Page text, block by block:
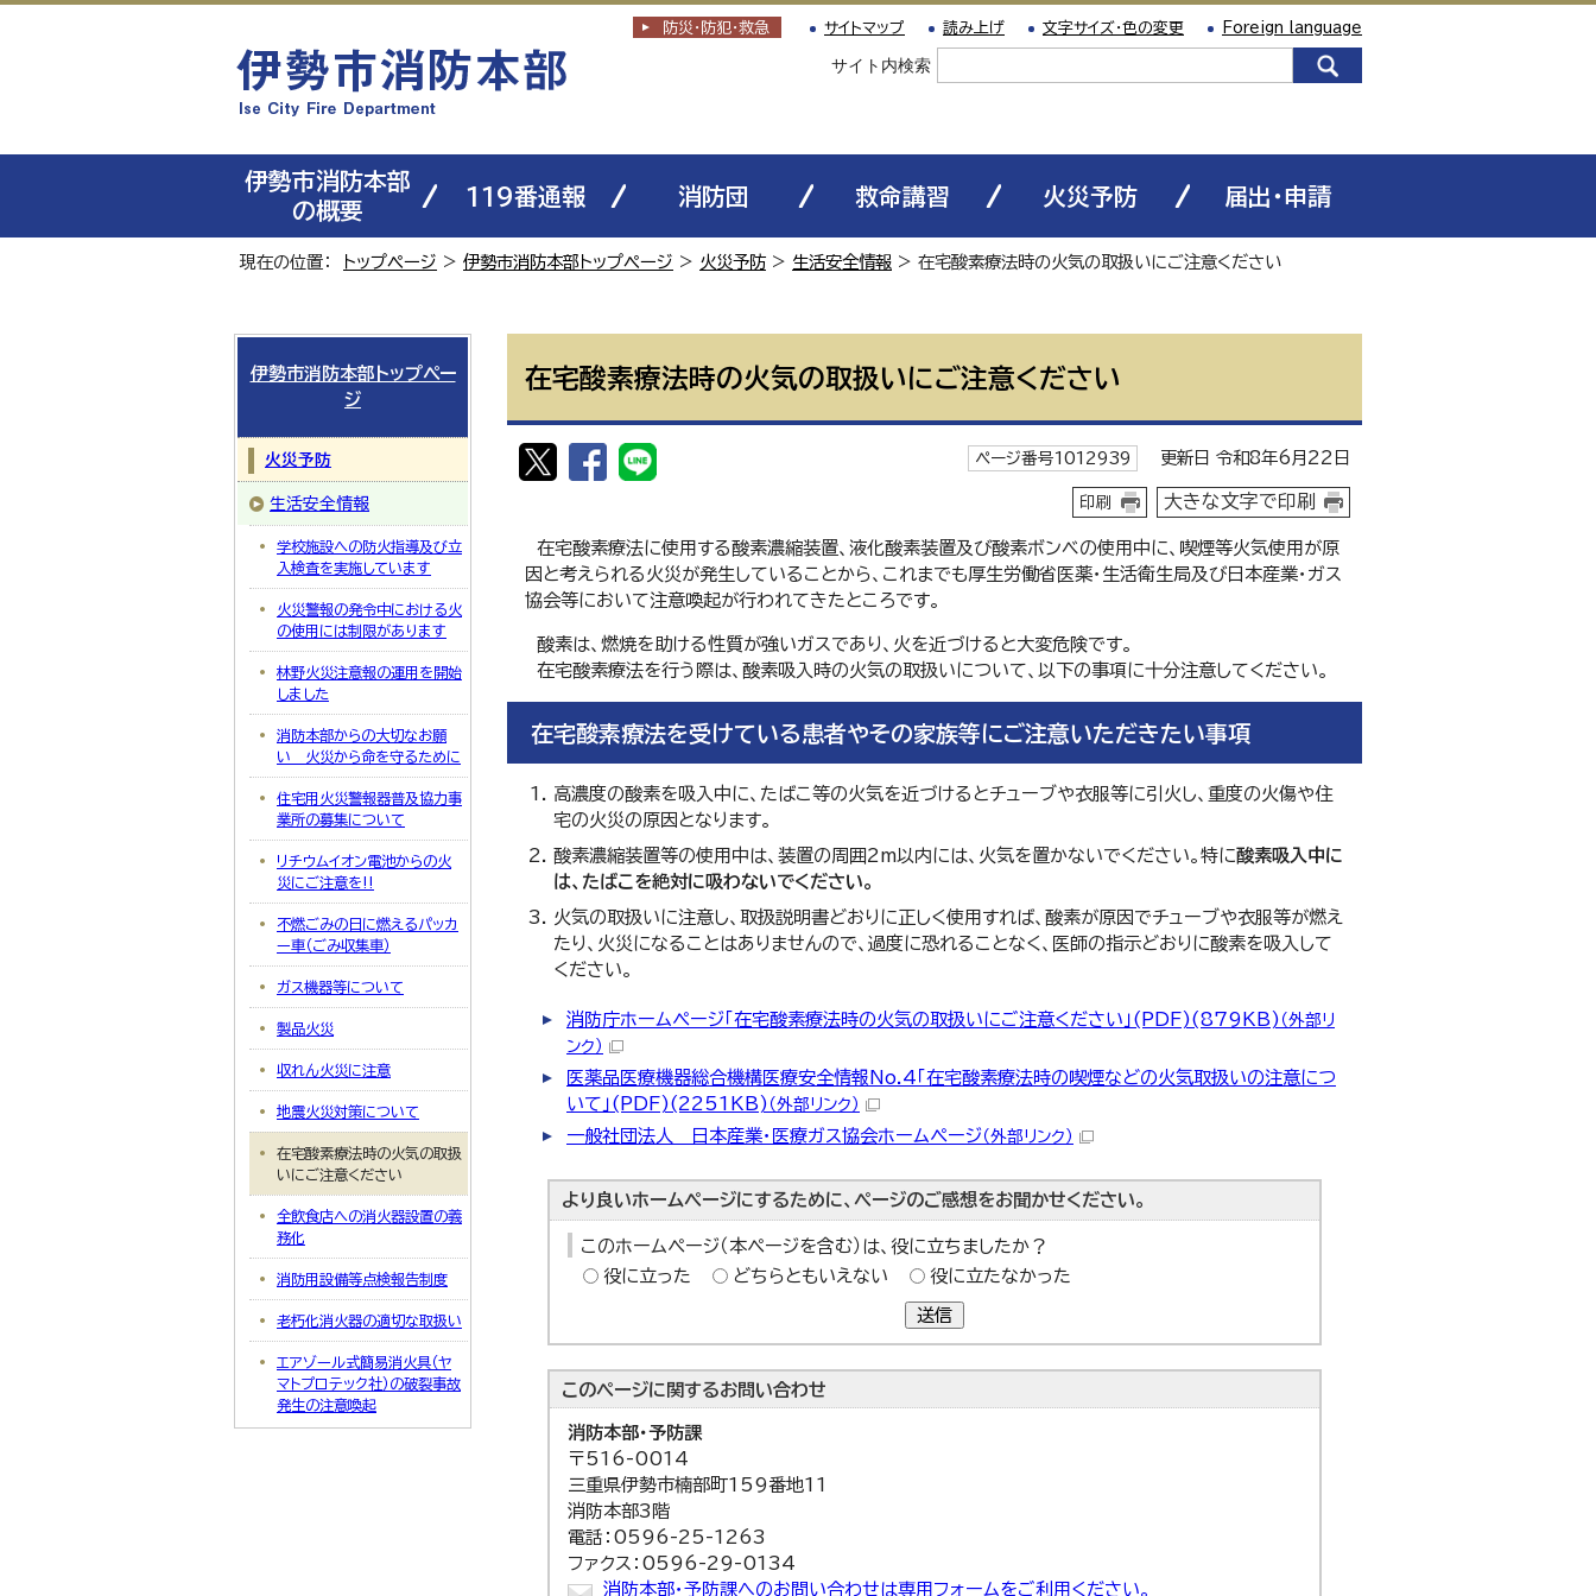
防災・防犯・救急 サイトマップ 読み上げ 文字サイズ・色の変更 Foreign language
サイト内検索
伊勢市消防本部
の概要
119番通報 消防団 救命講習 火災予防 届出・申請
現在の位置： トップページ > 伊勢市消防本部トップページ > 火災予防 > 生活安全情報 > 在宅酸素療法時の火気の取扱いにご注意ください
在宅酸素療法時の火気の取扱いにご注意ください
ページ番号1012939 更新日 令和8年6月22日
印刷 大きな文字で印刷
在宅酸素療法に使用する酸素濃縮装置、液化酸素装置及び酸素ボンベの使用中に、喫煙等火気使用が原
因と考えられる火災が発生していることから、これまでも厚生労働省医薬・生活衛生局及び日本産業・ガス
協会等において注意喚起が行われてきたところです。
酸素は、燃焼を助ける性質が強いガスであり、火を近づけると大変危険です。
在宅酸素療法を行う際は、酸素吸入時の火気の取扱いについて、以下の事項に十分注意してください。
在宅酸素療法を受けている患者やその家族等にご注意いただきたい事項
高濃度の酸素を吸入中に、たばこ等の火気を近づけるとチューブや衣服等に引火し、重度の火傷や住
宅の火災の原因となります。
酸素濃縮装置等の使用中は、装置の周囲2m以内には、火気を置かないでください。特に酸素吸入中に
は、たばこを絶対に吸わないでください。
火気の取扱いに注意し、取扱説明書どおりに正しく使用すれば、酸素が原因でチューブや衣服等が燃え
たり、火災になることはありませんので、過度に恐れることなく、医師の指示どおりに酸素を吸入して
ください。
消防庁ホームページ「在宅酸素療法時の火気の取扱いにご注意ください」(PDF)(879KB) （外部リ
ンク）
医薬品医療機器総合機構医療安全情報No.4「在宅酸素療法時の喫煙などの火気取扱いの注意につ
いて」(PDF)(2251KB) （外部リンク）
一般社団法人 日本産業・医療ガス協会ホームページ（外部リンク）
より良いホームページにするために、ページのご感想をお聞かせください。
このホームページ（本ページを含む）は、役に立ちましたか？
役に立った
どちらともいえない 役に立たなかった
送信
このページに関するお問い合わせ
消防本部・予防課
〒516-0014
三重県伊勢市楠部町159番地11
消防本部3階
電話：0596-25-1263
ファクス：0596-29-0134
消防本部・予防課へのお問い合わせは専用フォームをご利用ください。
伊勢市消防本部トップペー
ジ
火災予防
生活安全情報
学校施設への防火指導及び立
入検査を実施しています
火災警報の発令中における火
の使用には制限があります
林野火災注意報の運用を開始
しました
消防本部からの大切なお願
い 火災から命を守るために
住宅用火災警報器普及協力事
業所の募集について
リチウムイオン電池からの火
災にご注意を‼
不燃ごみの日に燃えるパッカ
ー車（ごみ収集車）
ガス機器等について
製品火災
収れん火災に注意
地震火災対策について
在宅酸素療法時の火気の取扱
いにご注意ください
全飲食店への消火器設置の義
務化
消防用設備等点検報告制度
老朽化消火器の適切な取扱い
エアゾール式簡易消火具（ヤ
マトプロテック社）の破裂事故
発生の注意喚起